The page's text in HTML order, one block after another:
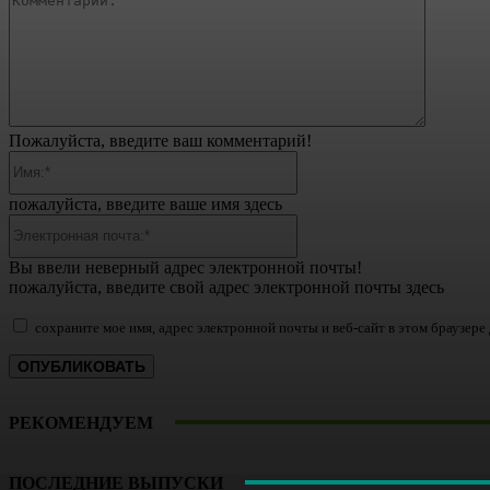
Пожалуйста, введите ваш комментарий!
пожалуйста, введите ваше имя здесь
Вы ввели неверный адрес электронной почты!
пожалуйста, введите свой адрес электронной почты здесь
сохраните мое имя, адрес электронной почты и веб-сайт в этом
РЕКОМЕНДУЕМ
ПОСЛЕДНИЕ ВЫПУСКИ